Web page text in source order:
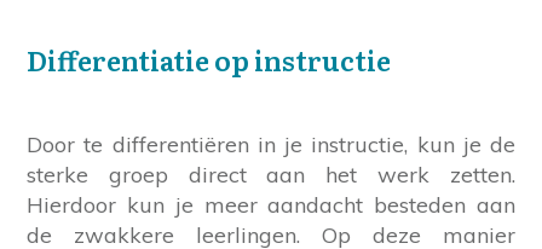
Differentiatie op instructie
Door te differentiëren in je instructie, kun je de
sterke groep direct aan het werk zetten.
Hierdoor kun je meer aandacht besteden aan
de zwakkere leerlingen. Op deze manier